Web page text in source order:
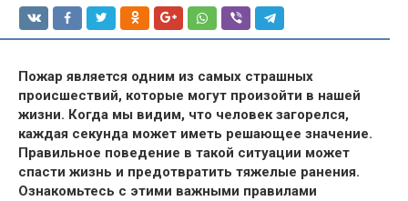
Пожар является одним из самых страшных
происшествий, которые могут произойти в нашей
жизни. Когда мы видим, что человек загорелся,
каждая секунда может иметь решающее значение.
Правильное поведение в такой ситуации может
спасти жизнь и предотвратить тяжелые ранения.
Ознакомьтесь с этими важными правилами